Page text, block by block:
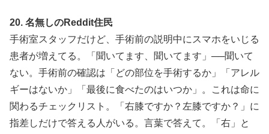
20. 名無しのReddit住民
手術室スタッフだけど、手術前の説明中にスマホをいじる
患者が増えてる。「聞いてます、聞いてます」──聞いて
ない。手術前の確認は「どの部位を手術するか」「アレル
ギーはないか」「最後に食べたのはいつか」。これは命に
関わるチェックリスト。「右膝ですか？左膝ですか？」に
指差しだけで答える人がいる。言葉で答えて。「右」と